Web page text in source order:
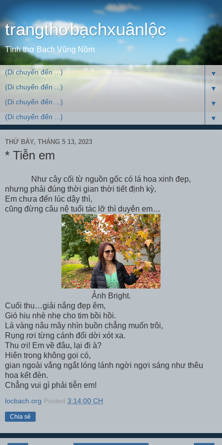
trangthơbạchxuânlộc
Tình thơ Bạch Vũng Nồm
▼
▼
▼
▼
THỨ BẢY, THÁNG 5 13, 2023
* Tiễn em
Như cây cối từ nguồn gốc có lá hoa xinh đẹp,
nhưng phải đúng thời gian thời tiết định kỳ,
Em chưa đến lúc dậy thì,
cũng đừng câu nệ tuổi tác lỡ thì duyên em…
Ảnh Bright.
Cuối thu…giải nắng đẹp êm,
Gió hiu nhè nhẹ cho tim bồi hồi.
Lá vàng nâu mây nhìn buồn chẳng muốn trôi,
Rụng rơi từng cánh đổi dời xót xa.
Thu ơi! Em về đâu, lại đi à?
Hiên trong không gọi có,
gian ngoài vắng ngắt lóng lánh ngời ngợi sáng như thêu
hoa kết đèn.
Chẳng vui gì phải tiễn em!
locbach.org Posted 3:14:00 CH
Chia sẻ